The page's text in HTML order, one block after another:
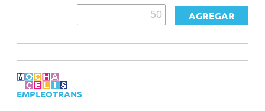
EMPLEOTRANS